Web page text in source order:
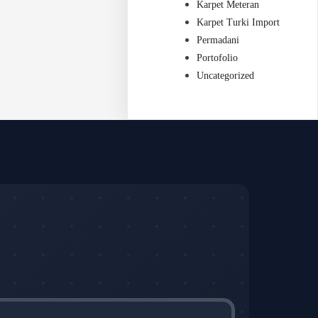
Karpet Meteran
Karpet Turki Import
Permadani
Portofolio
Uncategorized